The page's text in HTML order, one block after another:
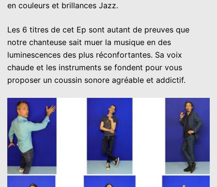
en couleurs et brillances Jazz.
Les 6 titres de cet Ep sont autant de preuves que
notre chanteuse sait muer la musique en des
luminescences des plus réconfortantes. Sa voix
chaude et les instruments se fondent pour vous
proposer un coussin sonore agréable et addictif.